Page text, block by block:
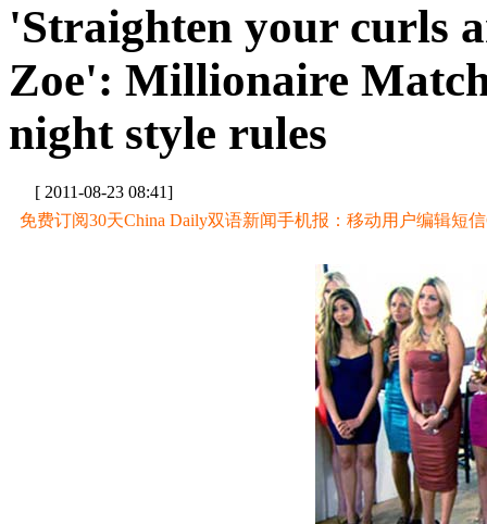
'Straighten your curls
Zoe': Millionaire
night style rules
[ 2011-08-23 08:41]
免费订阅30天China Daily双语新闻手机报：移动用户编辑短信